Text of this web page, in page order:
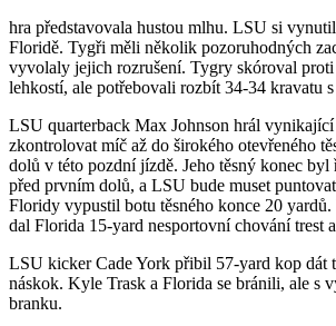
hra představovala hustou mlhu. LSU si
Floridě. Tygři měli několik pozoruhodných
vyvolaly jejich rozrušení. Tygry skóroval
lehkostí, ale potřebovali rozbít 34-34 kravatu
LSU quarterback Max Johnson hrál
zkontrolovat míč až do širokého otevřeného
dolů v této pozdní jízdě. Jeho těsný konec byl
před prvním dolů, a LSU bude muset
Floridy vypustil botu těsného konce 20
dal Florida 15-yard nesportovní chování trest
LSU kicker Cade York přibil 57-yard kop dát
náskok. Kyle Trask a Florida se bránili, ale s
branku.